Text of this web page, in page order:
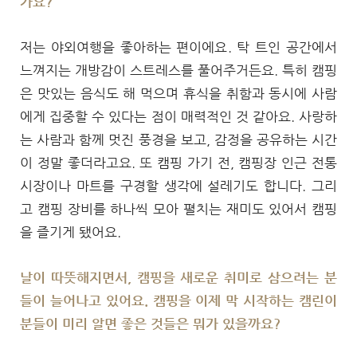
저는 야외여행을 좋아하는 편이에요. 탁 트인 공간에서
느껴지는 개방감이 스트레스를 풀어주거든요. 특히 캠핑
은 맛있는 음식도 해 먹으며 휴식을 취함과 동시에 사람
에게 집중할 수 있다는 점이 매력적인 것 같아요. 사랑하
는 사람과 함께 멋진 풍경을 보고, 감정을 공유하는 시간
이 정말 좋더라고요. 또 캠핑 가기 전, 캠핑장 인근 전통
시장이나 마트를 구경할 생각에 설레기도 합니다. 그리
고 캠핑 장비를 하나씩 모아 펼치는 재미도 있어서 캠핑
을 즐기게 됐어요.
날이 따뜻해지면서, 캠핑을 새로운 취미로 삼으려는 분
들이 늘어나고 있어요. 캠핑을 이제 막 시작하는 캠린이
분들이 미리 알면 좋은 것들은 뭐가 있을까요?